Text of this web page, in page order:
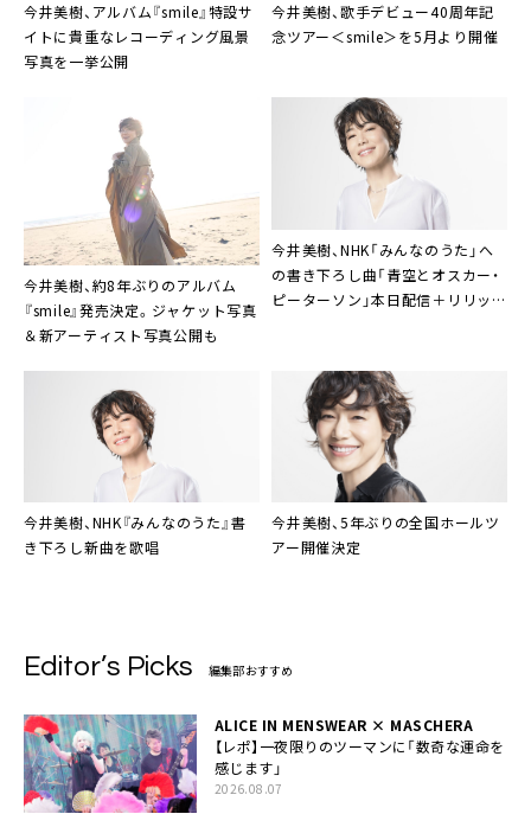
今井美樹、アルバム『smile』特設サ
イトに貴重なレコーディング風景
写真を一挙公開
今井美樹、歌手デビュー40周年記
念ツアー＜smile＞を5月より開催
今井美樹、約8年ぶりのアルバム
『smile』発売決定。ジャケット写真
＆新アーティスト写真公開も
今井美樹、NHK「みんなのうた」へ
の書き下ろし曲「青空とオスカー・
ピーターソン」本日配信＋リリック
今井美樹、NHK『みんなのうた』書
き下ろし新曲を歌唱
今井美樹、5年ぶりの全国ホールツ
アー開催決定
Editor’s Picks 編集部おすすめ
ALICE IN MENSWEAR × MASCHERA
【レポ】一夜限りのツーマンに「数奇な運命を
感じます」
2026.08.07